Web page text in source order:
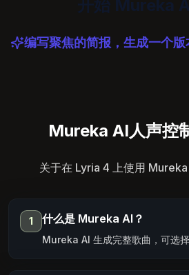
开始 Mureka
编写聚焦的简报，生成一个版
Mureka AI人声控
关于在 Lyria 4 上使用 Mureka
1 什么是 Mureka AI？
Mureka AI 生成完整歌曲，可选择